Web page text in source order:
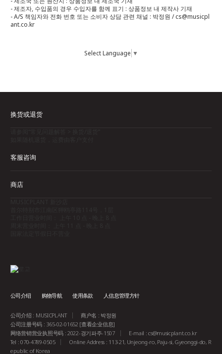
- 제조자, 수입품의 경우 수입자를 함께 표기 : 상품정보 내 제작사 기재
- A/S 책임자와 전화 번호 또는 소비자 상담 관련 채널 : 박정원 / cs@musicpl
ant.co.kr
Select Language ▼
换货或退货
客服咨询
商店
公司介绍 购物导航 使用条款 人信息管理方针
公司介绍 : MUSICPLANT
商户名 : 박정원
公司注册号码 : 365-02-01652 [查看企业信息]
网络营销营业执照号码 : 2022-경기파주-1507
E-mail :cs@musicplant.co.kr
Tel : 070-4789-0505
Online Address : 113-21, Unjeong-ro, Paju-si, Gyeonggi-do, R
epublic of Korea